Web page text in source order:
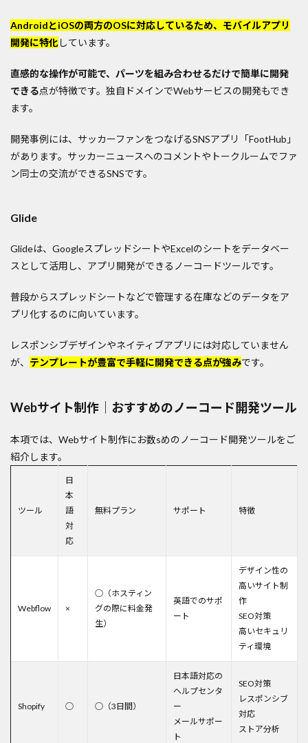
AndroidとiOSの両方のOSに対応しているため、モバイルアプリ
開発に特化しています。
直感的な操作が可能で、パーツを組み合わせるだけで簡単に開発
できる点が特徴です。独自ドメインでWebサービスの開発もでき
ます。
開発事例には、サッカーファンをつなげるSNSアプリ「FootHub」
があります。サッカーニュースへのコメントやトークルームでファ
ン同士の交流ができるSNSです。
Glide
Glideは、GoogleスプレッドシートやExcelのシートをデータベー
スとして活用し、アプリ開発ができるノーコードツールです。
普段からスプレッドシートなどで管理する在庫などのデータをア
プリ化するのに向いています。
レスポンシブデザインやネイティブアプリには対応していません
が、 テンプレートが豊富で手軽に開発できる点が強みです。
Webサイト制作｜おすすめのノーコード開発ツール
本項では、Webサイト制作にお数sめのノーコード開発ツールをご
紹介します。
ツール
日
本
語
対
応
無料プラン サポート 特徴
Webflow ×
○（ホスティン
グの際に料金発
生）
英語でのサポ
ート
デザイン性の
高いサイト制
作
SEO対策
高いセキュリ
ティ環境
Shopify ○ ○（3日間）
日本語対応の
ヘルプセンタ
ー
メールサポー
ト
SEO対策
レスポンシブ
対応
ストア分析